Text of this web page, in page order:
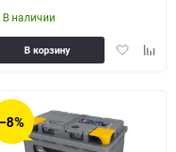
В наличии
Добавить
В корзину
−8%